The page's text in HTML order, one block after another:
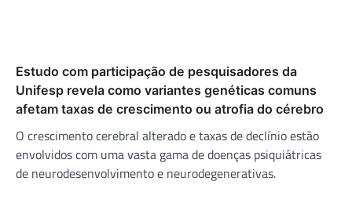
Estudo com participação de pesquisadores da
Unifesp revela como variantes genéticas comuns
afetam taxas de crescimento ou atrofia do cérebro
O crescimento cerebral alterado e taxas de declínio estão
envolvidos com uma vasta gama de doenças psiquiátricas
de neurodesenvolvimento e neurodegenerativas.